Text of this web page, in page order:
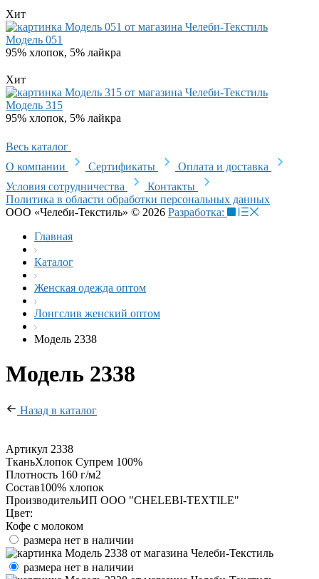
Хит
Модель 051
95% хлопок, 5% лайкра
Хит
Модель 315
95% хлопок, 5% лайкра
Весь каталог
О компании
Сертификаты
Оплата и доставка
Условия сотрудничества
Контакты
Политика в области обработки персональных данных
ООО «Челеби-Текстиль» © 2026 Разработка:
Главная
Каталог
Женская одежда оптом
Лонгслив женский оптом
Модель 2338
Модель 2338
Назад в каталог
Артикул 2338
ТканьХлопок Супрем 100%
Плотность 160 г/м2
Состав100% хлопок
ПроизводительИП ООО "CHELEBI-TEXTILE"
Цвет:
Кофе с молоком
размера нет в наличии
размера нет в наличии